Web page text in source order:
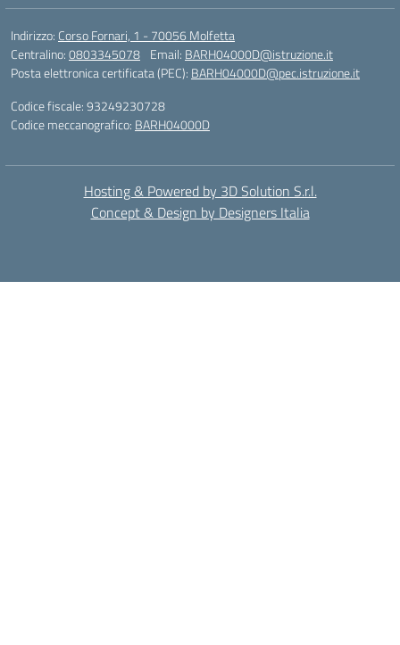
Indirizzo: Corso Fornari, 1 - 70056 Molfetta
Centralino:0803345078 Email: BARH04000D@istruzione.it
Posta elettronica certificata (PEC): BARH04000D@pec.istruzione.it
Codice fiscale: 93249230728
Codice meccanografico: BARH04000D
Hosting & Powered by 3D Solution S.r.l.
Concept & Design by Designers Italia